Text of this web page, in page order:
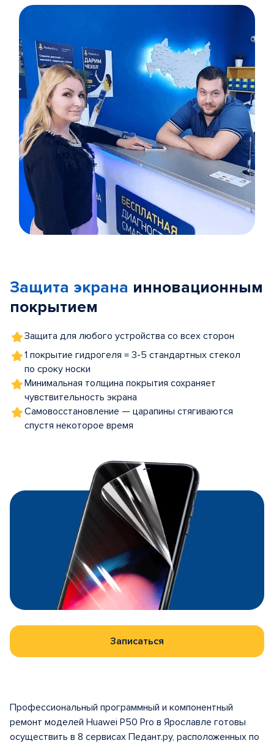
5
Защита экрана инновационным
покрытием
Защита для любого устройства со всех сторон
1 покрытие гидрогеля = 3-5 стандартных стекол
по сроку носки
Минимальная толщина покрытия сохраняет
чувствительность экрана
Самовосстановление — царапины стягиваются
спустя некоторое время
Записаться
Профессиональный программный и компонентный
ремонт моделей Huawei P50 Pro в Ярославле готовы
осуществить в 8 сервисах Педант.ру, расположенных по